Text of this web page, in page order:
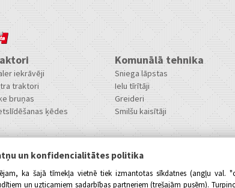
un konfidencialitātes politika
ka šajā tīmekļa vietnē tiek izmantotas sīkdatnes (angļu val.
un uzticamiem sadarbības partneriem (trešajām pusēm).
iekrāvēji
traktori
bruņas
ķēdes
Komunālā tehnika
Sniega lāpstas
Ielu tīrītāji
Greideri
Smilšu kaisītāji
politika
politika